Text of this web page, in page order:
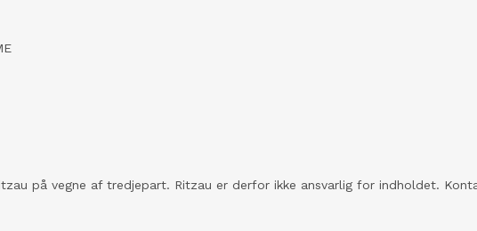
på vegne af tredjepart. Ritzau er derfor ikke ansvarlig for indholdet.